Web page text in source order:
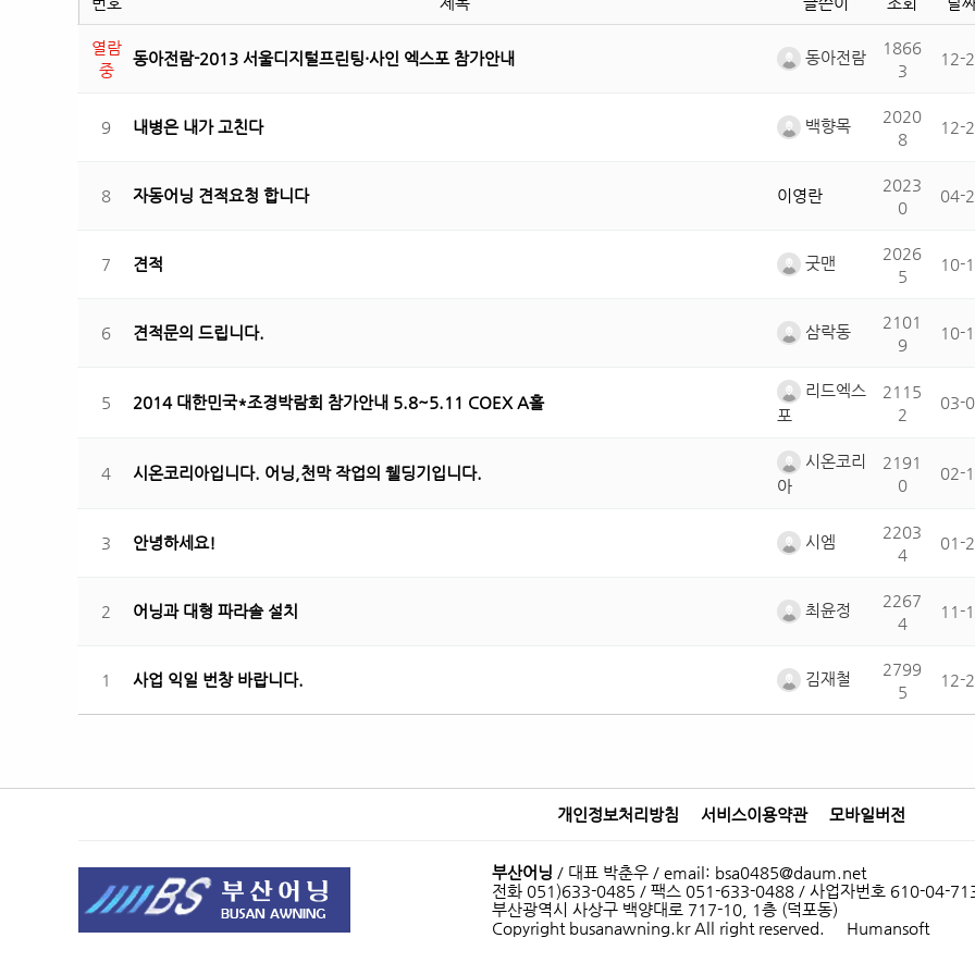
열람
중
동아전람-2013 서울디지털프린팅·사인 엑스포 참가안내 동아전람
1866
3
12-
9 내병은 내가 고친다 백향목
2020
8
12-
8 자동어닝 견적요청 합니다 이영란
2023
0
04-
7 견적 굿맨
2026
5
10-
6 견적문의 드립니다. 삼락동
2101
9
10-
5 2014 대한민국*조경박람회 참가안내 5.8~5.11 COEX A홀
리드엑스
포
2115
2
03-
4 시온코리아입니다. 어닝,천막 작업의 웰딩기입니다.
시온코리
아
2191
0
02-
3 안녕하세요! 시엠
2203
4
01-
2 어닝과 대형 파라솔 설치 최윤정
2267
4
11-
1 사업 익일 번창 바랍니다. 김재철
2799
5
12-
개인정보처리방침 서비스이용약관 모바일버전
부산어닝 / 대표 박춘우 / email: bsa0485@daum.net
전화 051)633-0485 / 팩스 051-633-0488 / 사업자번호 610-04-
부산광역시 사상구 백양대로 717-10, 1층 (덕포동)
Copyright busanawning.kr All right reserved. Humansoft